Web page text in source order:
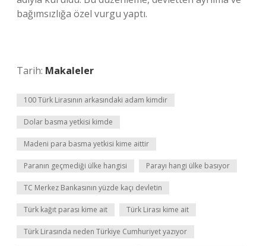
bağımsızlığa özel vurgu yaptı.
Tarih: Makaleler
100 Türk Lirasının arkasındaki adam kimdir
Dolar basma yetkisi kimde
Madeni para basma yetkisi kime aittir
Paranın geçmediği ülke hangisi Parayı hangi ülke basıyor
TC Merkez Bankasının yüzde kaçı devletin
Türk kağıt parası kime ait Türk Lirası kime ait
Türk Lirasında neden Türkiye Cumhuriyet yazıyor